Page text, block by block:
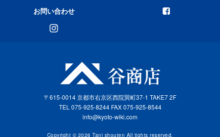
お問い合わせ
〒615-0014 京都市右京区西院巽町37-1 TAKE7 2F
TEL 075-925-8244 FAX 075-925-8544
info@kyoto-wiki.com
Copyright © 2026 Tani shouten All tights reserved.